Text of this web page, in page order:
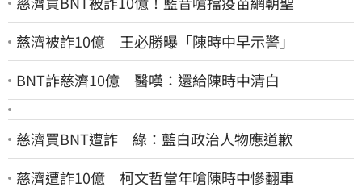
慈濟被詐10億 王必勝曝「陳時中早示警」
BNT詐慈濟10億 醫嘆：還給陳時中清白
慈濟買BNT遭詐 綠：藍白政治人物應道歉
慈濟遭詐10億 柯文哲當年嗆陳時中慘翻車